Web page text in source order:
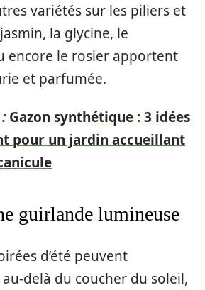
variétés sur les piliers et
la glycine, le
encore le rosier apportent
et parfumée.
Gazon synthétique : 3 idées
pour un jardin accueillant
guirlande lumineuse
d’été peuvent
au-delà du coucher du soleil,